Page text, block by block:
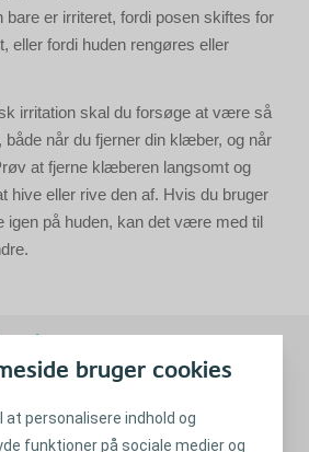
bruger cookies
at personalisere indhold og
funktioner på sociale medier og
bare er irriteret, fordi posen skiftes for
eller fordi huden rengøres eller
irritation skal du forsøge at være så
når du fjerner din klæber, og når
at fjerne klæberen langsomt og
hive eller rive den af. Hvis du bruger
igen på huden, kan det være med til